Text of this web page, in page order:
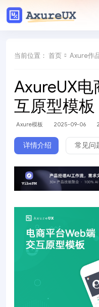
当前位置： 首页 Axure作
AxureUX
互原型模板
Axure模板 2025-09-06
详情介绍 常见问